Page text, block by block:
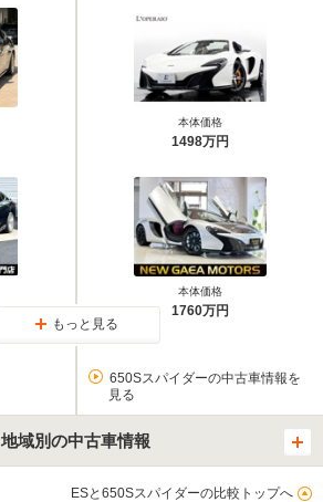
本体価格
1498万円
本体価格
1760万円
もっと見る
650Sスパイダーの中古車情報を
見る
地域別の中古車情報
ESと650Sスパイダーの比較トップへ